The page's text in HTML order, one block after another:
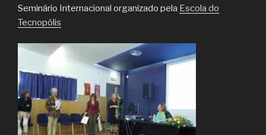
Seminário Internacional organizado pela Escola do
Tecnopólis